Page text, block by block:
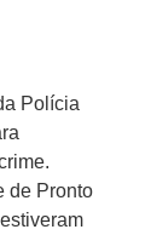
Polícia
de Pronto